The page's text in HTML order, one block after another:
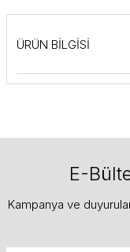
ÜRÜN BİLGİSİ
E-
Kampanya ve